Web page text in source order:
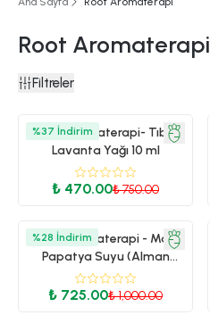
Root Aromaterapi
Filtreler
%37 İndirim
Root Aromaterapi- Tıbbi
Lavanta Yağı 10 ml
₺ 470.00₺ 750.00
%28 İndirim
Root Aromaterapi - Mavi
Papatya Suyu (Alman
Papatyası Suyu) 100ml
₺ 725.00₺ 1,000.00